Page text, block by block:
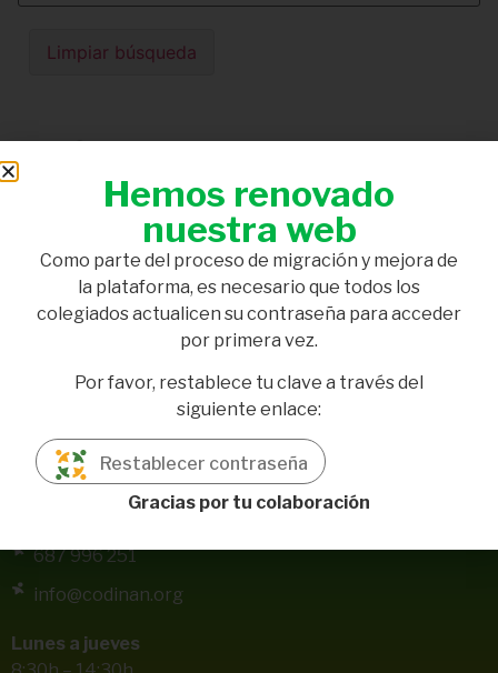
Limpiar búsqueda
Pl. Aviador Ruiz de Alda, 7, local 3
41004 Sevilla
687 996 251
info@codinan.org
Lunes a jueves
Hemos renovado
nuestra web
Como parte del proceso de migración y mejora de
la plataforma, es necesario que todos los
colegiados actualicen su contraseña para acceder
por primera vez.
Por favor, restablece tu clave a través del
siguiente enlace:
Restablecer contraseña
Gracias por tu colaboración